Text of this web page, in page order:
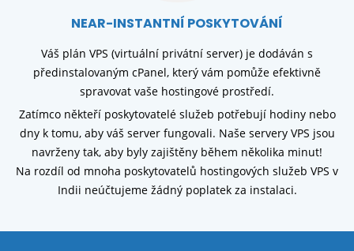
NEAR-INSTANTNÍ POSKYTOVÁNÍ
Váš plán VPS (virtuální privátní server) je dodáván s
předinstalovaným cPanel, který vám pomůže efektivně
spravovat vaše hostingové prostředí.
Zatímco někteří poskytovatelé služeb potřebují hodiny nebo
dny k tomu, aby váš server fungovali. Naše servery VPS jsou
navrženy tak, aby byly zajištěny během několika minut!
Na rozdíl od mnoha poskytovatelů hostingových služeb VPS v
Indii neúčtujeme žádný poplatek za instalaci.